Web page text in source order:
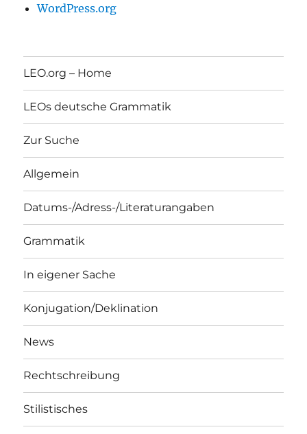
WordPress.org
LEO.org – Home
LEOs deutsche Grammatik
Zur Suche
Allgemein
Datums-/Adress-/Literaturangaben
Grammatik
In eigener Sache
Konjugation/Deklination
News
Rechtschreibung
Stilistisches